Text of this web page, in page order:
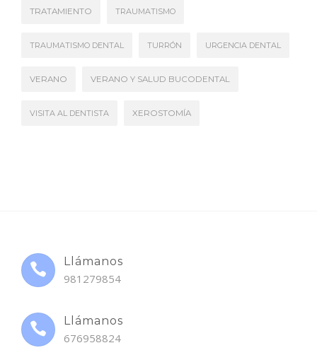
TRATAMIENTO TRAUMATISMO
TRAUMATISMO DENTAL TURRÓN URGENCIA DENTAL
VERANO VERANO Y SALUD BUCODENTAL
VISITA AL DENTISTA XEROSTOMÍA
Llámanos
981279854
Llámanos
676958824